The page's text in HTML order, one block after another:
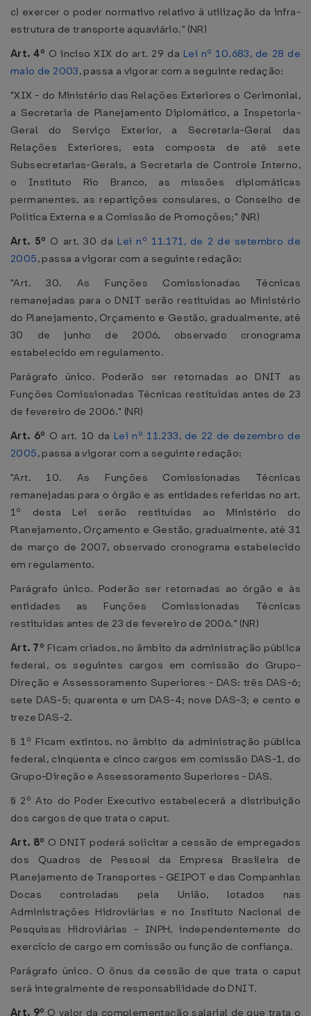
c) exercer o poder normativo relativo à utilização da infra-
estrutura de transporte aquaviário." (NR)
Art. 4º O inciso XIX do art. 29 da Lei nº 10.683, de 28 de
maio de 2003, passa a vigorar com a seguinte redação:
"XIX - do Ministério das Relações Exteriores o Cerimonial,
a Secretaria de Planejamento Diplomático, a Inspetoria-
Geral do Serviço Exterior, a Secretaria-Geral das
Relações Exteriores, esta composta de até sete
Subsecretarias-Gerais, a Secretaria de Controle Interno,
o Instituto Rio Branco, as missões diplomáticas
permanentes, as repartições consulares, o Conselho de
Política Externa e a Comissão de Promoções;" (NR)
Art. 5º O art. 30 da Lei nº 11.171, de 2 de setembro de
2005, passa a vigorar com a seguinte redação:
"Art. 30. As Funções Comissionadas Técnicas
remanejadas para o DNIT serão restituídas ao Ministério
do Planejamento, Orçamento e Gestão, gradualmente, até
30 de junho de 2006, observado cronograma
estabelecido em regulamento.
Parágrafo único. Poderão ser retornadas ao DNIT as
Funções Comissionadas Técnicas restituídas antes de 23
de fevereiro de 2006." (NR)
Art. 6º O art. 10 da Lei nº 11.233, de 22 de dezembro de
2005, passa a vigorar com a seguinte redação:
"Art. 10. As Funções Comissionadas Técnicas
remanejadas para o órgão e as entidades referidas no art.
1º desta Lei serão restituídas ao Ministério do
Planejamento, Orçamento e Gestão, gradualmente, até 31
de março de 2007, observado cronograma estabelecido
em regulamento.
Parágrafo único. Poderão ser retornadas ao órgão e às
entidades as Funções Comissionadas Técnicas
restituídas antes de 23 de fevereiro de 2006." (NR)
Art. 7º Ficam criados, no âmbito da administração pública
federal, os seguintes cargos em comissão do Grupo-
Direção e Assessoramento Superiores - DAS: três DAS-6;
sete DAS-5; quarenta e um DAS-4; nove DAS-3; e cento e
treze DAS-2.
§ 1º Ficam extintos, no âmbito da administração pública
federal, cinqüenta e cinco cargos em comissão DAS-1, do
Grupo-Direção e Assessoramento Superiores - DAS.
§ 2º Ato do Poder Executivo estabelecerá a distribuição
dos cargos de que trata o caput.
Art. 8º O DNIT poderá solicitar a cessão de empregados
dos Quadros de Pessoal da Empresa Brasileira de
Planejamento de Transportes - GEIPOT e das Companhias
Docas controladas pela União, lotados nas
Administrações Hidroviárias e no Instituto Nacional de
Pesquisas Hidroviárias - INPH, independentemente do
exercício de cargo em comissão ou função de confiança.
Parágrafo único. O ônus da cessão de que trata o caput
será integralmente de responsabilidade do DNIT.
Art. 9º O valor da complementação salarial de que trata o